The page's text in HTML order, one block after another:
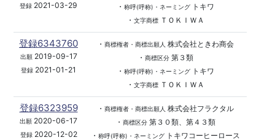
登録 2021-03-29
・ 称呼(呼称)・ネーミングトキワ
・ 文字商標ＴＯＫＩＷＡ
登録6343760
出願2019-09-17
登録 2021-01-21
・ 商標権者・商標出願人 株式会社ときわ商会
・ 商標区分第３類
・ 称呼(呼称)・ネーミングトキワ
・ 文字商標ＴＯＫＩＷＡ
登録6323959
出願 2020-06-17
登録2020-12-02
・ 商標権者・商標出願人 株式会社フラクタル
・ 商標区分第３０類、第４３類
・ 称呼(呼称)・ネーミングトキワコーヒーロース